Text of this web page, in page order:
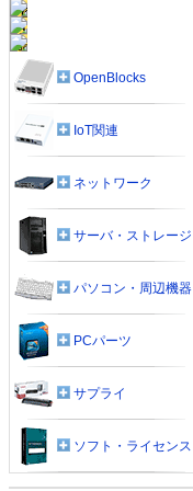
OpenBlocks
IoT関連
ネットワーク
サーバ・ストレージ
パソコン・周辺機器
PCパーツ
サプライ
ソフト・ライセンス